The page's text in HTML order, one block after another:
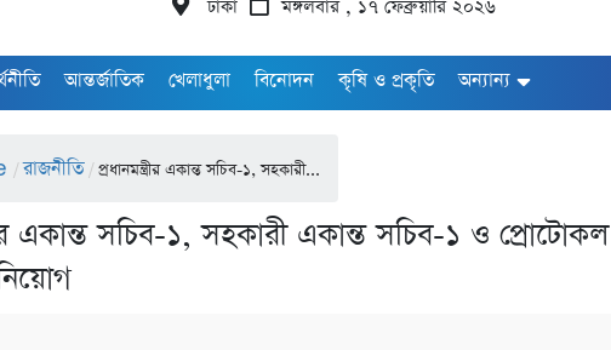
ঢাকা মঙ্গলবার , ১৭ ফেব্রুয়ারি ২০২৬
আন্তর্জাতিক খেলাধুলা বিনোদন কৃষি ও প্রকৃতি অন্যান্য
/ রাজনীতি / প্রধানমন্ত্রীর একান্ত সচিব-১, সহকারী...
একান্ত সচিব-১, সহকারী একান্ত সচিব-১ ও প্রোটোকল